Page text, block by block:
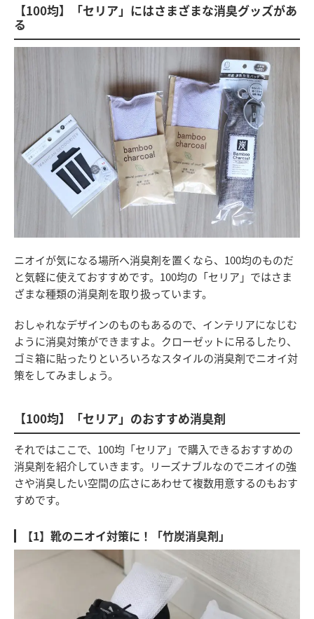
【100均】「セリア」にはさまざまな消臭グッズがあ
る
ニオイが気になる場所へ消臭剤を置くなら、100均のものだ
と気軽に使えておすすめです。100均の「セリア」ではさま
ざまな種類の消臭剤を取り扱っています。
おしゃれなデザインのものもあるので、インテリアになじむ
ように消臭対策ができますよ。クローゼットに吊るしたり、
ゴミ箱に貼ったりといろいろなスタイルの消臭剤でニオイ対
策をしてみましょう。
【100均】「セリア」のおすすめ消臭剤
それではここで、100均「セリア」で購入できるおすすめの
消臭剤を紹介していきます。リーズナブルなのでニオイの強
さや消臭したい空間の広さにあわせて複数用意するのもおす
すめです。
【1】靴のニオイ対策に！「竹炭消臭剤」